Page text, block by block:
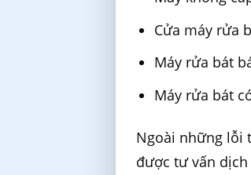
Cửa máy rửa
Máy rửa bát
Máy rửa bát
Ngoài những lỗi
được tư vấn